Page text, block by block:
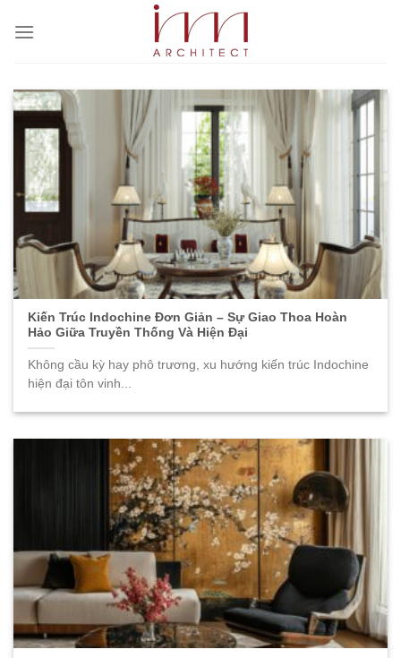
qua
Kiến Trúc Indochine Đơn Giản – Sự Giao Thoa Hoàn
Hảo Giữa Truyền Thống Và Hiện Đại
Không cầu kỳ hay phô trương, xu hướng kiến trúc Indochine
hiện đại tôn vinh...